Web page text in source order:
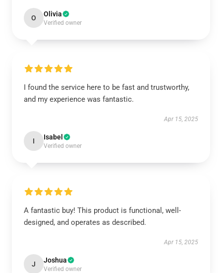
O Olivia
Verified owner
I found the service here to be fast and trustworthy,
and my experience was fantastic.
Apr 15, 2025
I Isabel
Verified owner
A fantastic buy! This product is functional, well-
designed, and operates as described.
Apr 15, 2025
J Joshua
Verified owner